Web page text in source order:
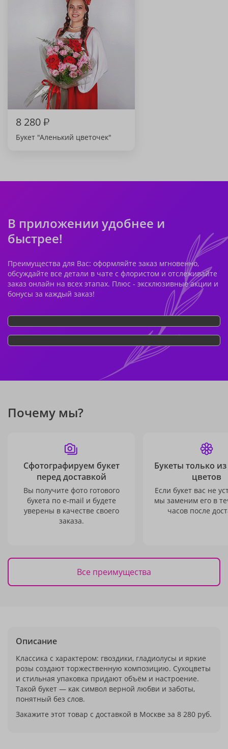
8 280₽
Букет "Аленький цветочек"
В приложении удобнее и
быстрее!
Преимущества для Вас: оформляйте заказ мгновенно,
обсуждайте все детали в чате с флористом и отслеживайте
заказ онлайн на всех этапах. Плюс - эксклюзивные акции и
бонусы за каждый заказ!
Почему мы?
Сфотографируем букет
перед доставкой
Вы получите фото готового
букета по e-mail и будете
уверены в качестве своего
заказа.
Букеты только
цветов
Если букет вас не
мы заменим его в
часов после
Все преимущества
Описание
Классика с характером: гвоздики, гладиолусы и яркие
розы создают торжественную композицию. Сухоцветы
и стильная упаковка придают объём и настроение.
Такой букет — как символ верной любви и заботы,
понятный без слов.
Закажите этот товар с доставкой в Москве за 8 280 руб.